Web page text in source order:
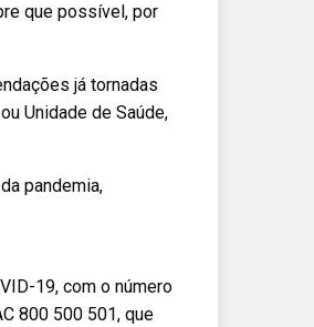
que possível, por
já tornadas
Unidade de Saúde,
pandemia,
19, com o número
800 500 501, que